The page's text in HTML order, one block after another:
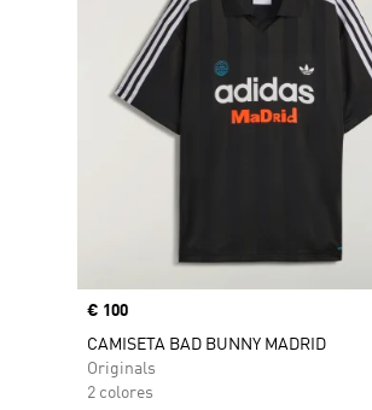
Precio
€ 100
CAMISETA BAD BUNNY MADRID
Originals
2 colores